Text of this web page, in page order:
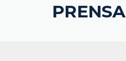
PRENSA